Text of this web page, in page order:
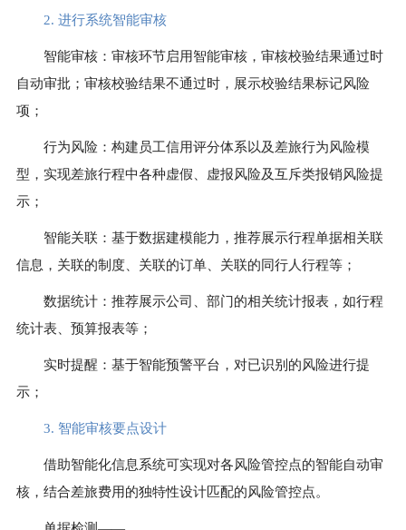
2. 进行系统智能审核
智能审核：审核环节启用智能审核，审核校验结果通过时
自动审批；审核校验结果不通过时，展示校验结果标记风险
项；
行为风险：构建员工信用评分体系以及差旅行为风险模
型，实现差旅行程中各种虚假、虚报风险及互斥类报销风险提
示；
智能关联：基于数据建模能力，推荐展示行程单据相关联
信息，关联的制度、关联的订单、关联的同行人行程等；
数据统计：推荐展示公司、部门的相关统计报表，如行程
统计表、预算报表等；
实时提醒：基于智能预警平台，对已识别的风险进行提
示；
3. 智能审核要点设计
借助智能化信息系统可实现对各风险管控点的智能自动审
核，结合差旅费用的独特性设计匹配的风险管控点。